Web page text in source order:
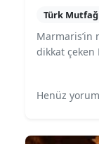
Türk
Marmaris’in
dikkat çeken
zengin
Henüz